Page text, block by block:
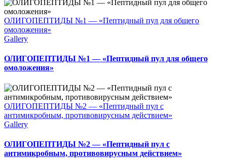
ОЛИГОПЕПТИДЫ №1 — «Пептидный пул для общего
омоложения»
Gallery
ОЛИГОПЕПТИДЫ №1 — «Пептидный пул для общего
омоложения»
ОЛИГОПЕПТИДЫ №2 — «Пептидный пул с
антимикробным, противовирусным действием»
Gallery
ОЛИГОПЕПТИДЫ №2 — «Пептидный пул с
антимикробным, противовирусным действием»